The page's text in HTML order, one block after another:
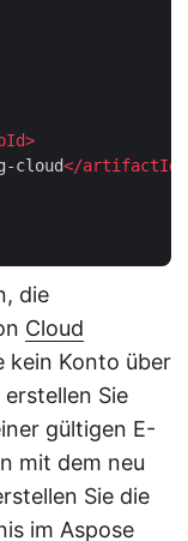
>
cloud</artifactId
die
Cloud
kein Konto über
erstellen Sie
gültigen E-
mit dem neu
Sie die
im Aspose